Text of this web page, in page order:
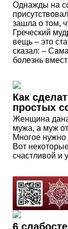
Однажды на
зашла о том,
Греческий
вещь – это
сказал: –
болезнь
Как
простых
Женщина
мужа, а муж
Многое нужно
Вот
счастливой и
6